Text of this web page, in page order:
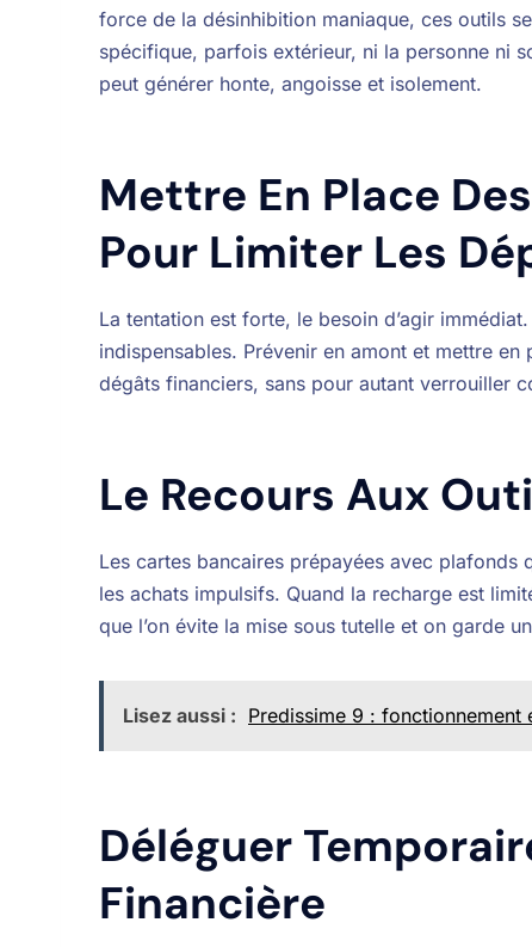
force de la désinhibition maniaque, ces outils
spécifique, parfois extérieur, ni la personne ni
peut générer honte, angoisse et isolement.
Mettre En Place
Pour Limiter Les
La tentation est forte, le besoin d’agir
indispensables. Prévenir en amont et mettre
dégâts financiers, sans pour autant verrouiller
Le Recours Aux
Les cartes bancaires prépayées avec
les achats impulsifs. Quand la recharge est
que l’on évite la mise sous tutelle et on garde
Lisez aussi : Predissime 9 : fonctionnement
Déléguer
Financière